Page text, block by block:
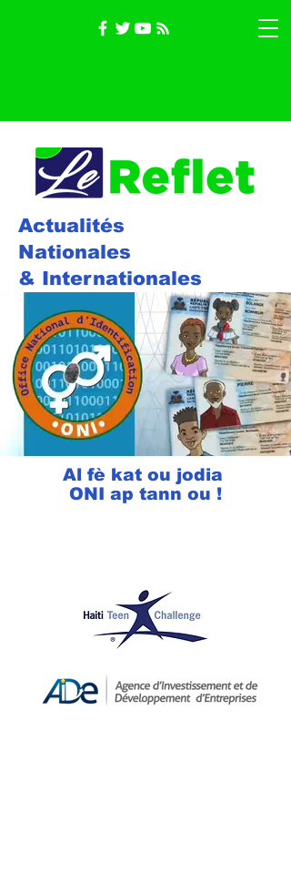
Actualités
Nationales
& Internationales
Al fè kat ou jodia
ONI ap tann ou !